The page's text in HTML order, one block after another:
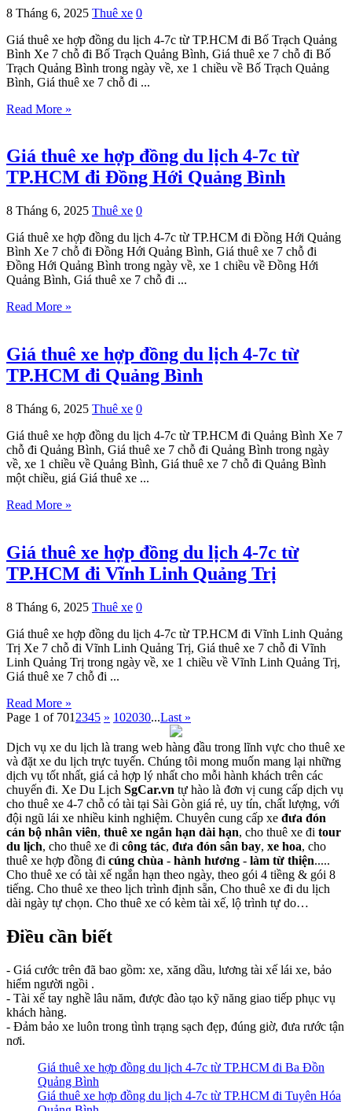
8 Tháng 6, 2025 Thuê xe 0
Giá thuê xe hợp đồng du lịch 4-7c từ TP.HCM đi Bố Trạch Quảng
Bình Xe 7 chỗ đi Bố Trạch Quảng Bình, Giá thuê xe 7 chỗ đi Bố
Trạch Quảng Bình trong ngày về, xe 1 chiều về Bố Trạch Quảng
Bình, Giá thuê xe 7 chỗ đi ...
Read More »
Giá thuê xe hợp đồng du lịch 4-7c từ
TP.HCM đi Đồng Hới Quảng Bình
8 Tháng 6, 2025 Thuê xe 0
Giá thuê xe hợp đồng du lịch 4-7c từ TP.HCM đi Đồng Hới Quảng
Bình Xe 7 chỗ đi Đồng Hới Quảng Bình, Giá thuê xe 7 chỗ đi
Đồng Hới Quảng Bình trong ngày về, xe 1 chiều về Đồng Hới
Quảng Bình, Giá thuê xe 7 chỗ đi ...
Read More »
Giá thuê xe hợp đồng du lịch 4-7c từ
TP.HCM đi Quảng Bình
8 Tháng 6, 2025 Thuê xe 0
Giá thuê xe hợp đồng du lịch 4-7c từ TP.HCM đi Quảng Bình Xe 7
chỗ đi Quảng Bình, Giá thuê xe 7 chỗ đi Quảng Bình trong ngày
về, xe 1 chiều về Quảng Bình, Giá thuê xe 7 chỗ đi Quảng Bình
một chiều, giá Giá thuê xe ...
Read More »
Giá thuê xe hợp đồng du lịch 4-7c từ
TP.HCM đi Vĩnh Linh Quảng Trị
8 Tháng 6, 2025 Thuê xe 0
Giá thuê xe hợp đồng du lịch 4-7c từ TP.HCM đi Vĩnh Linh Quảng
Trị Xe 7 chỗ đi Vĩnh Linh Quảng Trị, Giá thuê xe 7 chỗ đi Vĩnh
Linh Quảng Trị trong ngày về, xe 1 chiều về Vĩnh Linh Quảng Trị,
Giá thuê xe 7 chỗ đi ...
Read More »
Page 1 of 701 2345 » 102030...Last »
Dịch vụ xe du lịch là trang web hàng đầu trong lĩnh vực cho thuê xe
và đặt xe du lịch trực tuyến. Chúng tôi mong muốn mang lại những
dịch vụ tốt nhất, giá cả hợp lý nhất cho mỗi hành khách trên các
chuyến đi. Xe Du Lịch SgCar.vn tự hào là đơn vị cung cấp dịch vụ
cho thuê xe 4-7 chỗ có tài tại Sài Gòn giá rẻ, uy tín, chất lượng, với
đội ngũ lái xe nhiều kinh nghiệm. Chuyên cung cấp xe đưa đón
cán bộ nhân viên, thuê xe ngắn hạn dài hạn, cho thuê xe đi tour
du lịch, cho thuê xe đi công tác, đưa đón sân bay, xe hoa, cho
thuê xe hợp đồng đi cúng chùa - hành hương - làm từ thiện.....
Cho thuê xe có tài xế ngắn hạn theo ngày, theo gói 4 tiềng & gói 8
tiếng. Cho thuê xe theo lịch trình định sẵn, Cho thuê xe đi du lịch
dài ngày tự chọn. Cho thuê xe có kèm tài xế, lộ trình tự do…
Điều cần biết
- Giá cước trên đã bao gồm: xe, xăng dầu, lương tài xế lái xe, bảo
hiểm người ngồi .
- Tài xế tay nghề lâu năm, được đào tạo kỹ năng giao tiếp phục vụ
khách hàng.
- Đảm bảo xe luôn trong tình trạng sạch đẹp, đúng giờ, đưa rước tận
nơi.
Giá thuê xe hợp đồng du lịch 4-7c từ TP.HCM đi Ba Đồn
Quảng Bình
Giá thuê xe hợp đồng du lịch 4-7c từ TP.HCM đi Tuyên Hóa